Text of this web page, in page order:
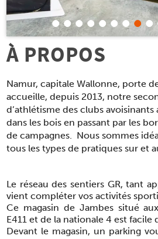
À PROPOS
Namur, capitale Wallonne, porte
accueille, depuis 2013, notre
d’athlétisme des clubs
dans les bois en passant par les
de campagnes. Nous sommes
tous les types de pratiques sur et
Le réseau des sentiers GR, tant
vient compléter vos activités
Ce magasin de Jambes situé
E411 et de la nationale 4 est facile
Devant le magasin, un parking